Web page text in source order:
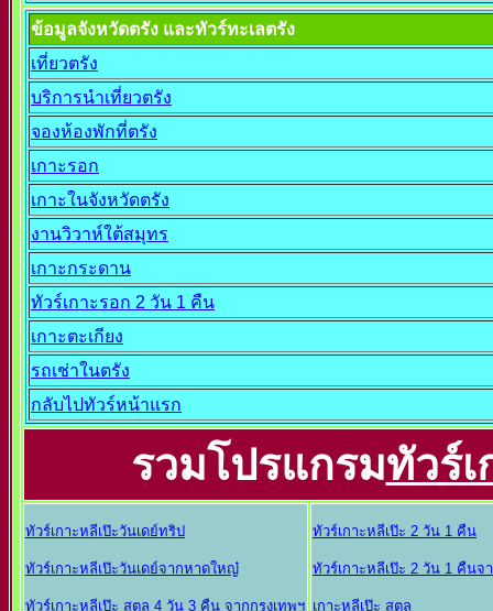
ข้อมูลจังหวัดตรัง และทัวร์ทะเลตรัง
เที่ยวตรัง
บริการนำเที่ยวตรัง
จองห้องพักที่ตรัง
เกาะรอก
เกาะในจังหวัดตรัง
งานวิวาห์ใต้สมุทร
เกาะกระดาน
ทัวร์เกาะรอก 2 วัน 1 คืน
เกาะตะเกียง
รถเช่าในตรัง
กลับไปทัวร์หน้าแรก
รวมโปรแกรมทัวร์
ทัวร์เกาะหลีเป๊ะวันเดย์ทริป
ทัวร์เกาะหลีเป๊ะวันเดย์จากหาดใหญ๋
ทัวร์เกาะหลีเป๊ะ สตูล 4 วัน 3 คืน จากกรุงเทพฯ
ทัวร์เกาะหลีเป๊ะ 2 วัน 1 คืน
ทัวร์เกาะหลีเป๊ะ 2 วัน 1 คืน
เกาะหลีเป๊ะ สตูล